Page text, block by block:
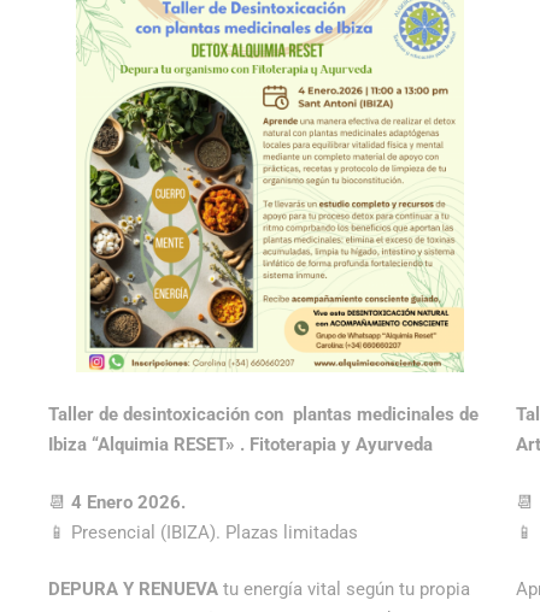
Taller de desintoxicación con plantas medicinales de
Ibiza “Alquimia RESET» . Fitoterapia y Ayurveda
📆 4 Enero 2026.
📱 Presencial (IBIZA). Plazas limitadas
DEPURA Y RENUEVA tu energía vital según tu propia
📆